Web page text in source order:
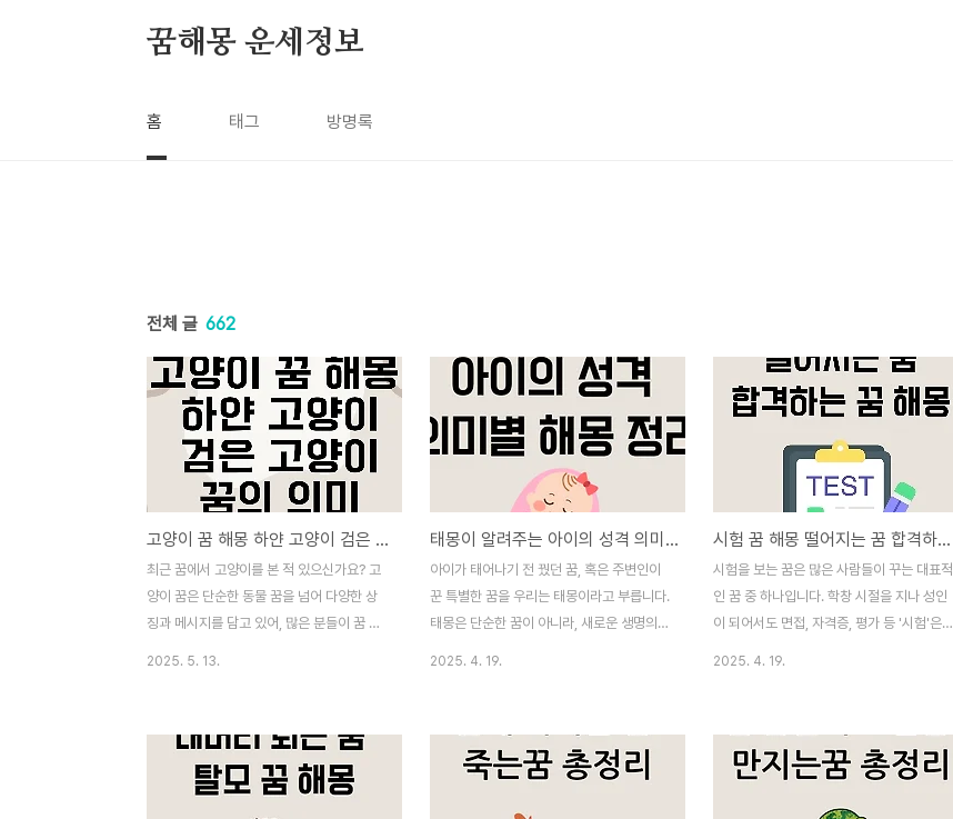
꿈해몽 운세정보
홈 태그 방명록
전체 글 662
고양이 꿈 해몽 하얀 고양이 검은 고양이 꿈의 의미
최근 꿈에서 고양이를 본 적 있으신가요? 고
양이 꿈은 단순한 동물 꿈을 넘어 다양한 상
징과 메시지를 담고 있어, 많은 분들이 꿈 해
꿈 해몽을 자세히 알려드릴게요. 꿈속 고양이
2025. 5. 13.
태몽이 알려주는 아이의 성격 의미별 해몽 정리
아이가 태어나기 전 꿨던 꿈, 혹은 주변인이
꾼 특별한 꿈을 우리는 태몽이라고 부릅니다.
태몽은 단순한 꿈이 아니라, 새로운 생명의
성향이나 미래를 암시한다고 믿어졌습니다.
이 글에서는 태몽에 자주 등장하는 상징들과
그 의미를 유형별로 정리해보겠습니다. ◆ 동
2025. 4. 19.
시험 꿈 해몽 떨어지는 꿈 합격하는 꿈 해몽
시험을 보는 꿈은 많은 사람들이 꾸는 대표적
인 꿈 중 하나입니다. 학창 시절을 지나 성인
이 되어서도 면접, 자격증, 평가 등 '시험'은
꿈 시험을 보는 꿈, 시험에 떨어지는 꿈, 시험
을 잘 보는 꿈, 시험지를 잃어버리는 꿈, 시험
시간이 부족한 꿈 등 을 유형별로 정리하고,
2025. 4. 19.